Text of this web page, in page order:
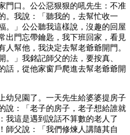
門口。公公惡狠狠的吼先生：不准
。我說：「聽我的，去幫忙收一
。」公公聽我這樣說，沒趣的回屋
出門忘帶鑰匙，我下班回家，看見
人幫他，我決定去幫老爺爺開門。
。」我銘記師父的法，要按真、
話，從他家窗戶爬進去幫老爺爺開
幼兒園了。一天先生給婆婆提房子
說：「老子的房子，老子想給誰就
我這是遇到說話不算數的老人了
師父說：「我們修煉人講隨其自